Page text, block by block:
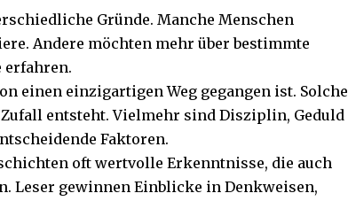
Gründe. Manche Menschen
Andere möchten mehr über bestimmte
erfahren.
einen einzigartigen Weg gegangen ist. Solche
entsteht. Vielmehr sind Disziplin, Geduld
Faktoren.
oft wertvolle Erkenntnisse, die auch
Leser gewinnen Einblicke in Denkweisen,